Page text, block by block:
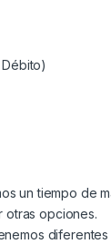
un tiempo de
otras opciones.